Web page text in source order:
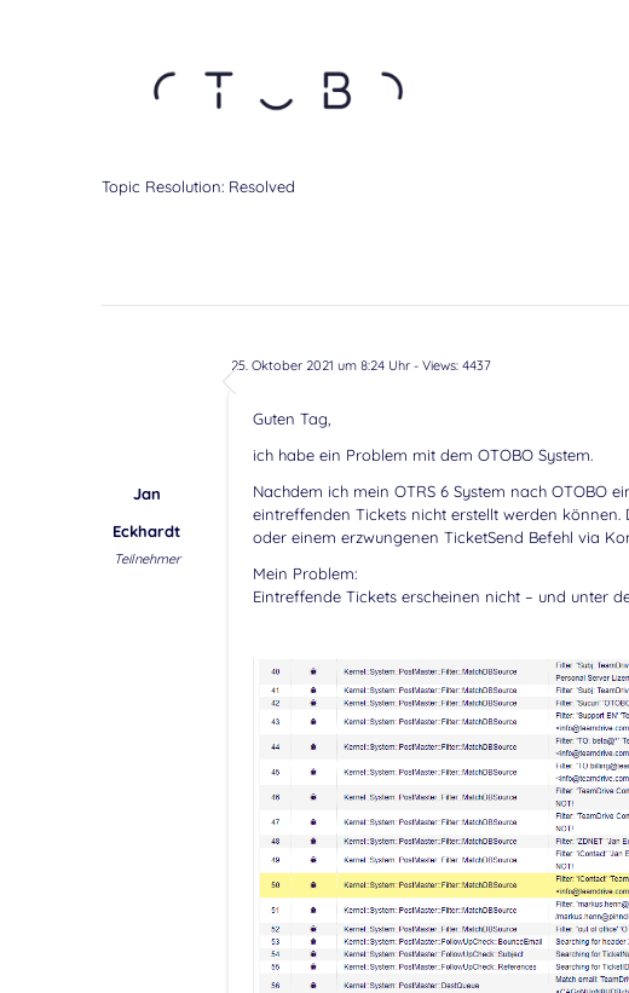
Topic Resolution: Resolved
25. Oktober 2021 um 8:24 Uhr- Views: 4437
Jan
Eckhardt
Teilnehmer
Guten Tag,
ich habe ein Problem mit dem OTOBO System.
Nachdem ich mein OTRS 6 System nach OTOBO
eintreffenden Tickets nicht erstellt werden
oder einem erzwungenen TicketSend Befehl via
Mein Problem:
Eintreffende Tickets erscheinen nicht – und unter